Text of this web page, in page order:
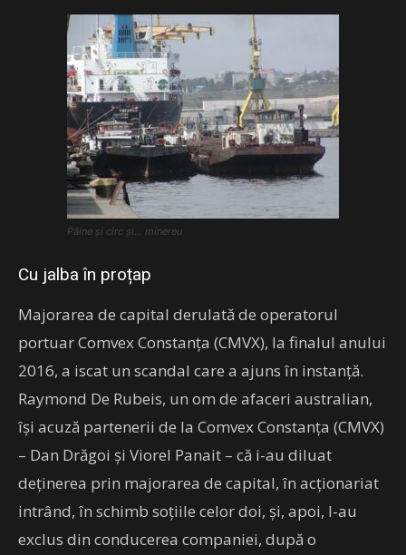
Pâine și circ și… minereu
Cu jalba în proțap
Majorarea de capital derulată de operatorul
portuar Comvex Constanţa (CMVX), la finalul anului
2016, a iscat un scandal care a ajuns în instanţă.
Raymond De Rubeis, un om de afaceri australian,
îşi acuză partenerii de la Comvex Constanţa (CMVX)
– Dan Drăgoi şi Viorel Panait – că i-au diluat
deţinerea prin majorarea de capital, în acţionariat
intrând, în schimb soţiile celor doi, şi, apoi, l-au
exclus din conducerea companiei, după o